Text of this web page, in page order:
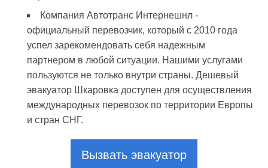
Компания Автотранс Интернешнл -
официальный перевозчик, который с 2010 года
успел зарекомендовать себя надежным
партнером в любой ситуации. Нашими услугами
пользуются не только внутри страны. Дешевый
эвакуатор Шкаровка доступен для осуществления
международных перевозок по территории Европы
и стран СНГ.
Вызвать эвакуатор